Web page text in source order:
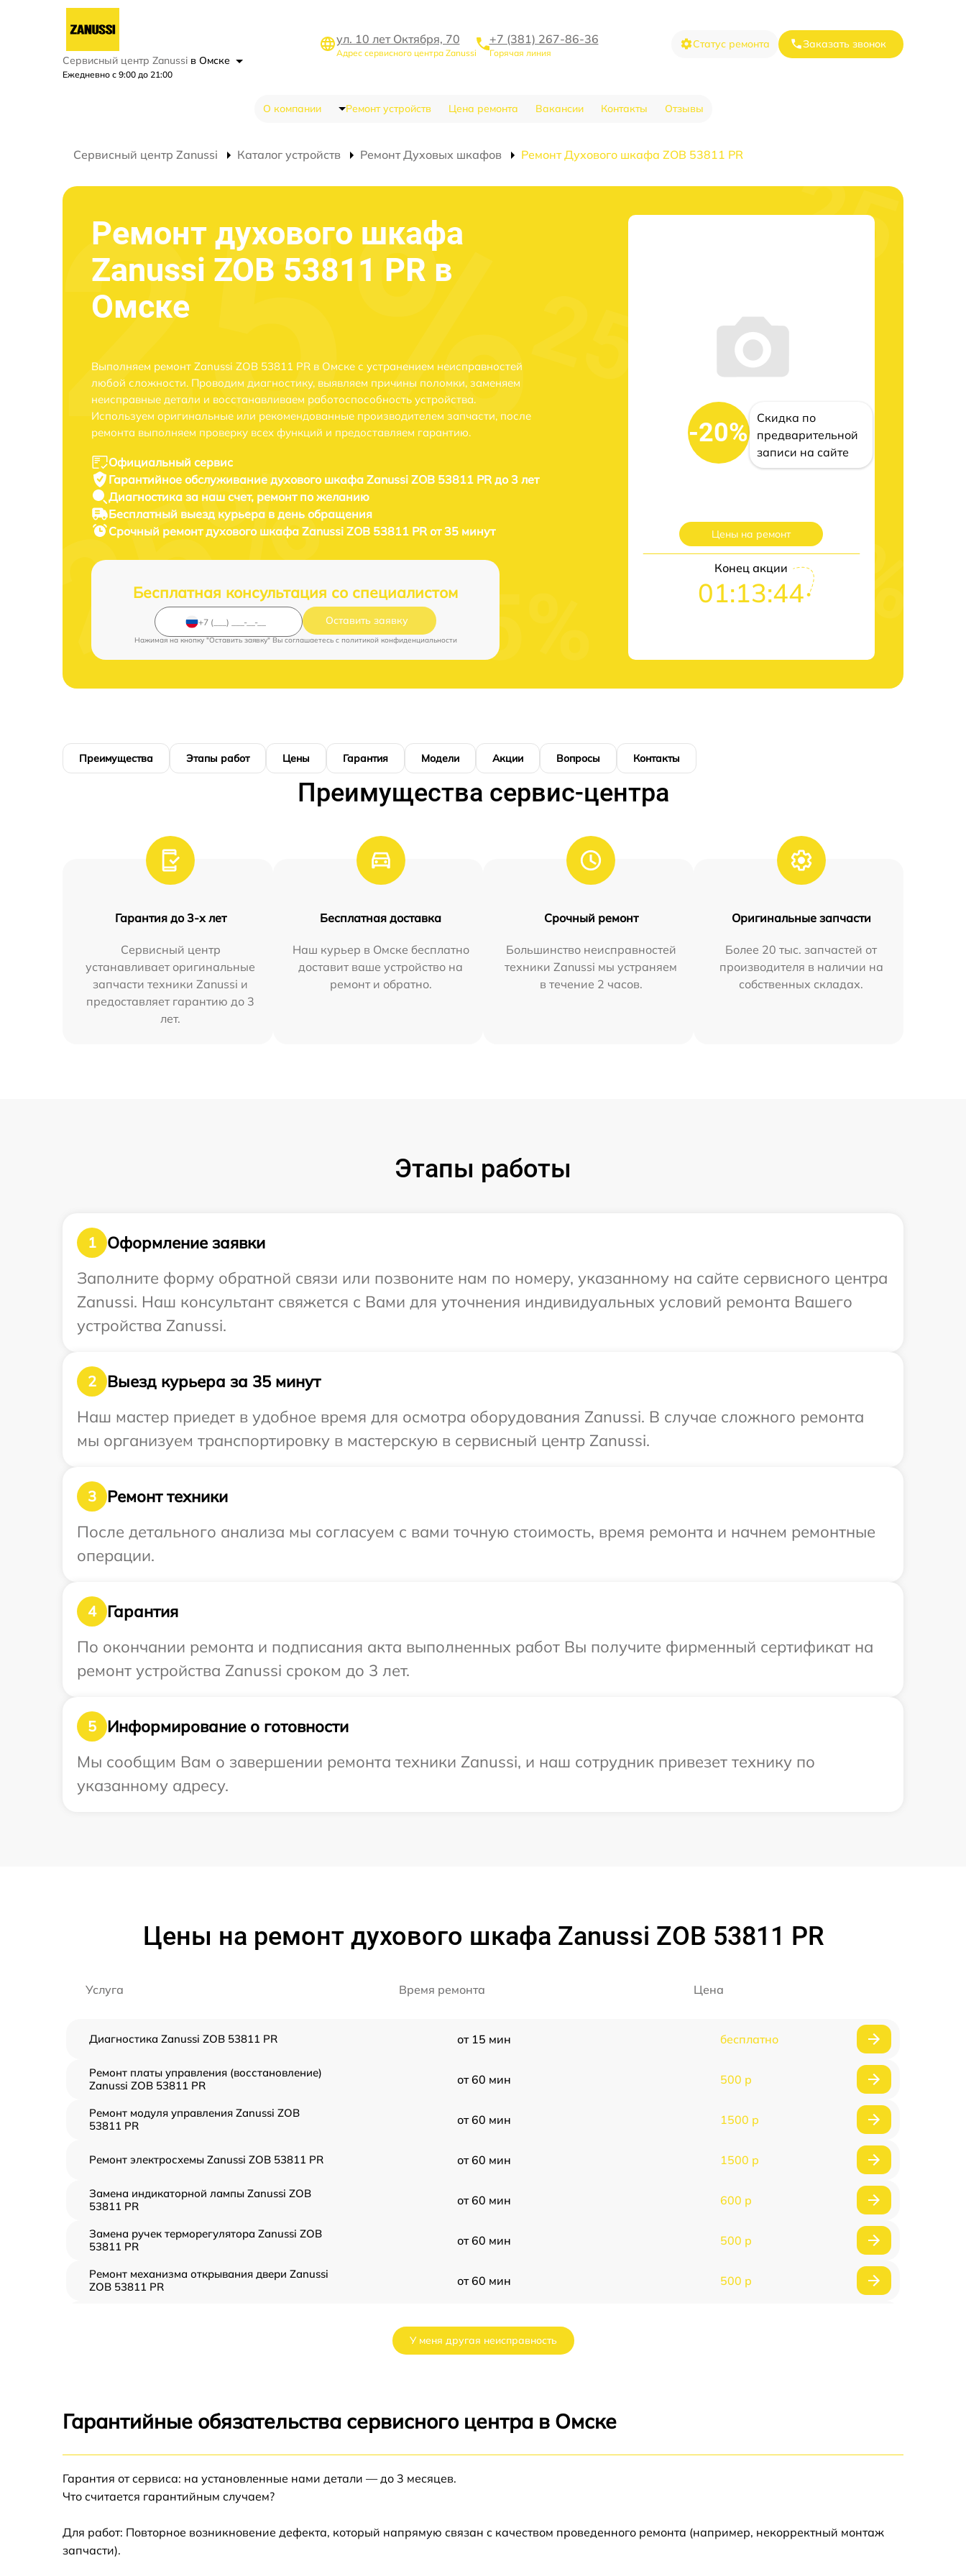
Сервисный центр Zanussi в Омске
Ежедневно с 9:00 до 21:00
ул. 10 лет Октября, 70
Адрес сервисного центра Zanussi
+7 (381) 267-86-36
Горячая линия
Статус ремонта Заказать звонок
О компании Ремонт устройств Цена ремонта Вакансии Контакты Отзывы
Сервисный центр Zanussi Каталог устройств Ремонт Духовых шкафов Ремонт Духового шкафа ZOB 53811 PR
Ремонт духового шкафа
Zanussi ZOB 53811 PR в
Омске
Выполняем ремонт Zanussi ZOB 53811 PR в Омске с устранением неисправностей
любой сложности. Проводим диагностику, выявляем причины поломки, заменяем
неисправные детали и восстанавливаем работоспособность устройства.
Используем оригинальные или рекомендованные производителем запчасти, после
ремонта выполняем проверку всех функций и предоставляем гарантию.
Официальный сервис
Гарантийное обслуживание духового шкафа Zanussi ZOB 53811 PR до 3 лет
Диагностика за наш счет, ремонт по желанию
Бесплатный выезд курьера в день обращения
Срочный ремонтдухового шкафа Zanussi ZOB 53811 PR от 35 минут
Бесплатная консультация со специалистом
Оставить заявку
Нажимая на кнопку "Оставить заявку" Вы соглашаетесь c политикой конфиденциальности
-20%
Скидка по
предварительной
записи на сайте
Цены на ремонт
Конец акции
01:13:42
Преимущества Этапы работ Цены Гарантия Модели Акции Вопросы Контакты
Преимущества сервис-центра
Гарантия до 3-х лет
Сервисный центр
устанавливает оригинальные
запчасти техники Zanussi и
предоставляет гарантию до 3
лет.
Бесплатная доставка
Наш курьер в Омске бесплатно
доставит ваше устройство на
ремонт и обратно.
Срочный ремонт
Большинство неисправностей
техники Zanussi мы устраняем
в течение 2 часов.
Оригинальные запчасти
Более 20 тыс. запчастей от
производителя в наличии на
собственных складах.
Этапы работы
1
Оформление заявки
Заполните форму обратной связи или позвоните нам по номеру, указанному на сайте сервисного центра
Zanussi. Наш консультант свяжется с Вами для уточнения индивидуальных условий ремонта Вашего
устройства Zanussi.
2
Выезд курьера за 35 минут
Наш мастер приедет в удобное время для осмотра оборудования Zanussi. В случае сложного ремонта
мы организуем транспортировку в мастерскую в сервисный центр Zanussi.
3
Ремонт техники
После детального анализа мы согласуем с вами точную стоимость, время ремонта и начнем ремонтные
операции.
4
Гарантия
По окончании ремонта и подписания акта выполненных работ Вы получите фирменный сертификат на
ремонт устройства Zanussi сроком до 3 лет.
5
Информирование о готовности
Мы сообщим Вам о завершении ремонта техники Zanussi, и наш сотрудник привезет технику по
указанному адресу.
Цены на ремонт духового шкафа Zanussi ZOB 53811 PR
Услуга Время ремонта Цена
Диагностика Zanussi ZOB 53811 PR от 15 мин бесплатно
Ремонт платы управления (восстановление)
Zanussi ZOB 53811 PR
от 60 мин 500 р
Ремонт модуля управления Zanussi ZOB
53811 PR
от 60 мин 1500 р
Ремонт электросхемы Zanussi ZOB 53811 PR от 60 мин 1500 р
Замена индикаторной лампы Zanussi ZOB
53811 PR
от 60 мин 600 р
Замена ручек терморегулятора Zanussi ZOB
53811 PR
от 60 мин 500 р
Ремонт механизма открывания двери Zanussi
ZOB 53811 PR
от 60 мин 500 р
Замена термодатчика Zanussi ZOB 53811 PR
53811 PR
У меня другая неисправность
Гарантийные обязательства сервисного центра в Омске
Гарантия от сервиса: на установленные нами детали — до 3 месяцев.
Что считается гарантийным случаем?
Для работ: Повторное возникновение дефекта, который напрямую связан с качеством проведенного ремонта (например, некорректный монтаж
запчасти).